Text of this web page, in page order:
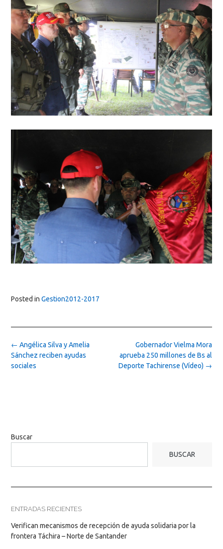
Posted in Gestion2012-2017
Post
navigation
Gobernador Vielma Mora
aprueba 250 millones de Bs al
Deporte Tachirense (Vídeo) →
← Angélica Silva y Amelia
Sánchez reciben ayudas
sociales
Buscar
BUSCAR
ENTRADAS RECIENTES
Verifican mecanismos de recepción de ayuda solidaria por la
frontera Táchira – Norte de Santander